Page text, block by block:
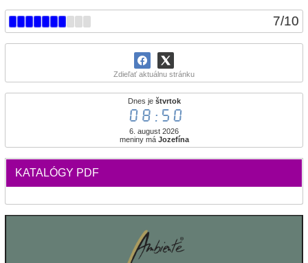
7/10
Zdieľať aktuálnu stránku
Dnes je štvrtok
08:50
6. august 2026
meniny má Jozefína
KATALÓGY PDF